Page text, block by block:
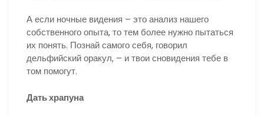
А если ночные видения – это анализ нашего
собственного опыта, то тем более нужно пытаться
их понять. Познай самого себя, говорил
дельфийский оракул, – и твои сновидения тебе в
том помогут.
Дать храпуна